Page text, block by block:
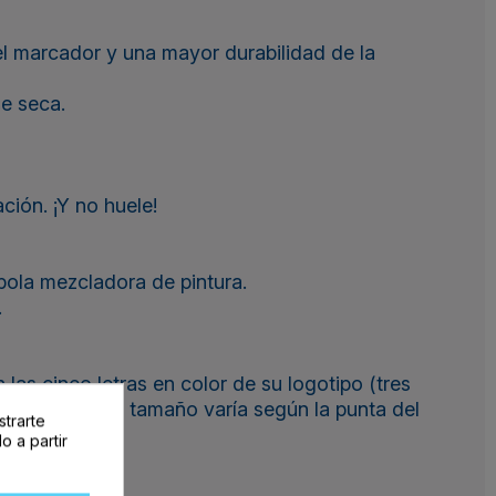
marcador y una mayor durabilidad de la
seca.
¡Y no huele!
mezcladora de pintura.
las cinco letras en color de su logotipo (tres
fácil y su tamaño varía según la punta del
a partir